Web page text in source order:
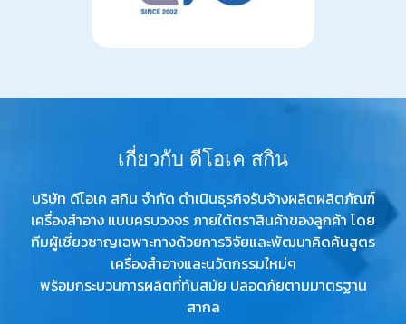
เกี่ยวกับ ดีโอเค สกิน
บริษัท ดีโอเค สกิน จำกัด ดำเนินธุรกิจรับจ้างผลิตผลิตภัณฑ์
เครื่องสำอาง แบบครบวงจร ภายใต้ตราสินค้าของลูกค้า โดย
ทีมผู้เชี่ยวชาญเฉพาะทางด้วยการวิจัยและพัฒนาคิดค้นสูตร
เครื่องสำอางและนวัตกรรมใหม่ๆ
พร้อมกระบวนการผลิตที่ทันสมัย ปลอดภัยตามมาตรฐาน
สากล